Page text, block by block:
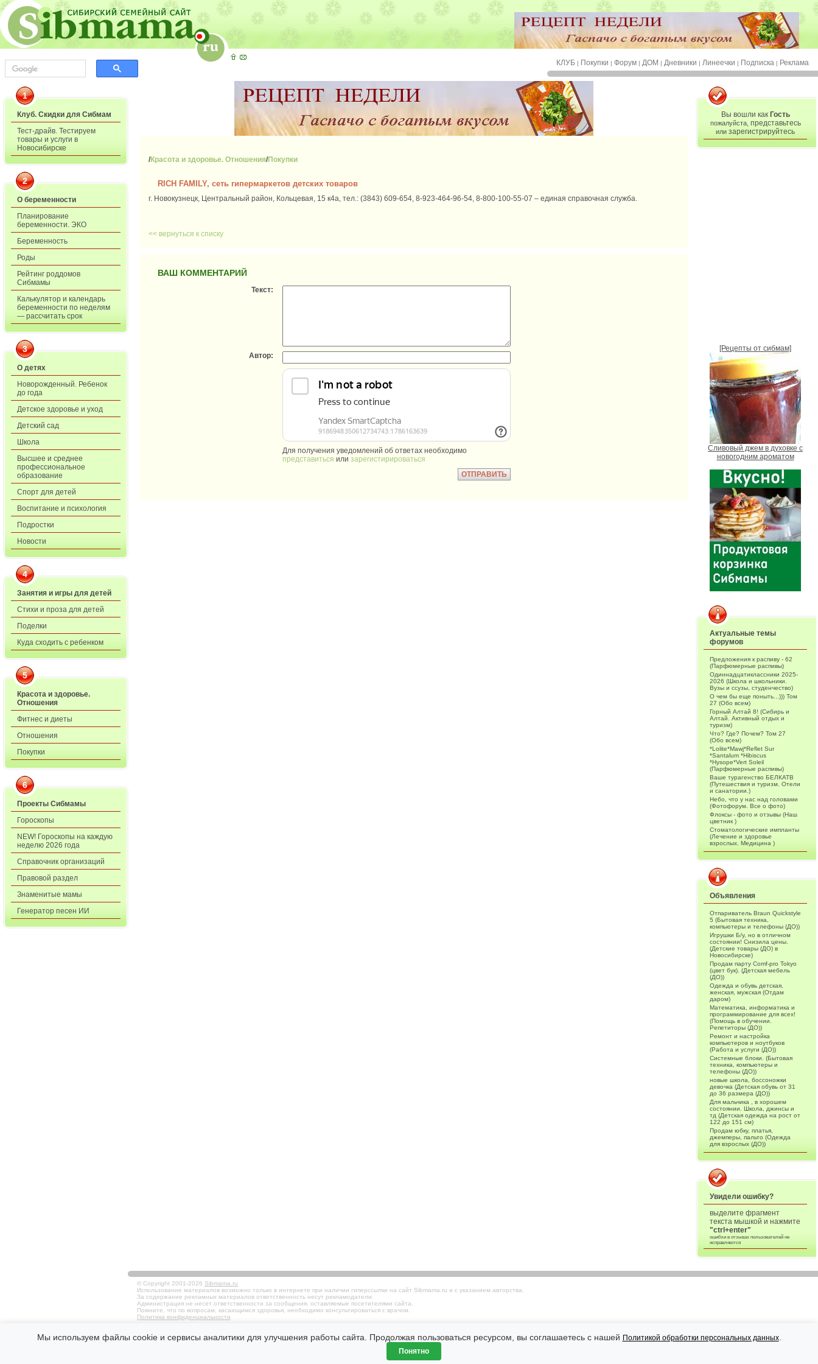
КЛУБ | Покупки | Форум | ДОМ | Дневники | Линеечки | Подписка | Реклама
1
Клуб. Скидки для Сибмам
Тест-драйв. Тестируем
товары и услуги в
Новосибирске
2
О беременности
Планирование
беременности. ЭКО
Беременность
Роды
Рейтинг роддомов
Сибмамы
Калькулятор и календарь
беременности по неделям
— рассчитать срок
3
О детях
Новорожденный. Ребенок
до года
Детское здоровье и уход
Детский сад
Школа
Высшее и среднее
профессиональное
образование
Спорт для детей
Воспитание и психология
Подростки
Новости
4
Занятия и игры для детей
Стихи и проза для детей
Поделки
Куда сходить с ребенком
5
Красота и здоровье.
Отношения
Фитнес и диеты
Отношения
Покупки
6
Проекты Сибмамы
Гороскопы
NEW! Гороскопы на каждую
неделю 2026 года
Справочник организаций
Правовой раздел
Знаменитые мамы
Генератор песен ИИ
/Красота и здоровье. Отношения/Покупки
RICH FAMILY, сеть гипермаркетов детских товаров
г. Новокузнецк, Центральный район, Кольцевая, 15 к4а, тел.: (3843) 609-654, 8-923-464-96-54, 8-800-100-55-07 – единая справочная служба.
<< вернуться к списку
ВАШ КОММЕНТАРИЙ
Текст:
Автор:
Для получения уведомлений об ответах необходимо
представиться или зарегистирироваться
Вы вошли как Гость
пожалуйста, представьтесь
или зарегистрируйтесь
[Рецепты от сибмам]
Сливовый джем в духовке с
новогодним ароматом
Актуальные темы
форумов
Предложения к распиву - 62
(Парфюмерные распивы)
Одиннадцатиклассники 2025-
2026 (Школа и школьники.
Вузы и ссузы, студенчество)
О чем бы еще поныть...))) Том
27 (Обо всем)
Горный Алтай 8! (Сибирь и
Алтай. Активный отдых и
туризм)
Что? Где? Почем? Том 27
(Обо всем)
*Lolite*Mawj*Reflet Sur
*Santalum *Hibiscus
*Hysope*Vert Soleil
(Парфюмерные распивы)
Ваше турагенство БЕЛКАТВ
(Путешествия и туризм. Отели
и санатории.)
Небо, что у нас над головами
(Фотофорум. Все о фото)
Флоксы - фото и отзывы (Наш
цветник )
Стоматологические импланты
(Лечение и здоровье
взрослых. Медицина )
Объявления
Отпариватель Braun Quickstyle
5 (Бытовая техника,
компьютеры и телефоны (ДО))
Игрушки Б/у, но в отличном
состоянии! Снизила цены.
(Детские товары (ДО) в
Новосибирске)
Продам парту Comf-pro Tokyo
(цвет бук). (Детская мебель
(ДО))
Одежда и обувь детская,
женская, мужская (Отдам
даром)
Математика, информатика и
программирование для всех!
(Помощь в обучении.
Репетиторы (ДО))
Ремонт и настройка
компьютеров и ноутбуков
(Работа и услуги (ДО))
Системные блоки. (Бытовая
техника, компьютеры и
телефоны (ДО))
новые школа, боссоножки
девочка (Детская обувь от 31
до 36 размера (ДО))
Для мальчика , в хорошем
состоянии. Школа, джинсы и
тд (Детская одежда на рост от
122 до 151 см)
Продам юбку, платья,
джемперы, пальто (Одежда
для взрослых (ДО))
Увидели ошибку?
выделите фрагмент
текста мышкой и нажмите
"ctrl+enter"
ошибки в отзывах пользователей не
исправляются
© Copyright 2001-2026 Sibmama.ru
Использование материалов возможно только в интернете при наличии гиперссылки на сайт Sibmama.ru и с указанием авторства.
За содержание рекламных материалов ответственность несут рекламодатели.
Администрация не несет ответственности за сообщения, оставляемые посетителями сайта.
Помните, что по вопросам, касающимся здоровья, необходимо консультироваться с врачом.
Политика конфиденциальности
Мы используем файлы cookie и сервисы аналитики для улучшения работы сайта. Продолжая пользоваться ресурсом, вы соглашаетесь с нашей Политикой обработки персональных данных.
Понятно